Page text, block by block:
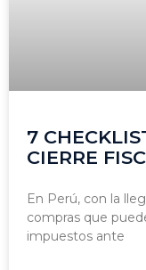
7
CIERRE
En Perú, con la
compras que
impuestos ante